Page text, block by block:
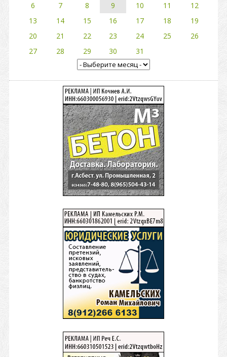
6
7 8 9 10 11
12
13
14 15 16 17 18
19
20
21 22 23 24 25
26
27
28 29 30 31